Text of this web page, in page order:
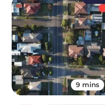
9 mins